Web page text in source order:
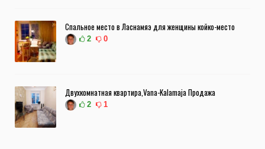
Спальное место в Ласнамяэ для женщины койко-место
2 0
Двухкомнатная квартира,Vana-Kalamaja Продажа
2 1